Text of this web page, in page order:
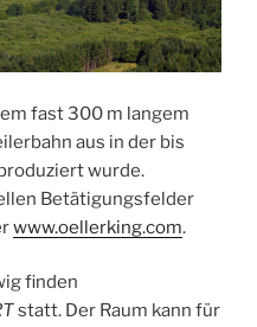
fast 300 m langem
aus in der bis
wurde.
Betätigungsfelder
www.oellerking.com.
finden
statt. Der Raum kann für